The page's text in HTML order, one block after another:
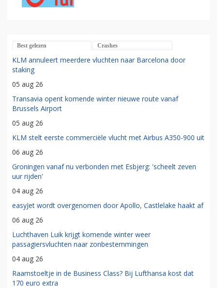
Best gelezen Crashes
KLM annuleert meerdere vluchten naar Barcelona door
staking
05 aug 26
Transavia opent komende winter nieuwe route vanaf
Brussels Airport
05 aug 26
KLM stelt eerste commerciële vlucht met Airbus A350-900 uit
06 aug 26
Groningen vanaf nu verbonden met Esbjerg: 'scheelt zeven
uur rijden'
04 aug 26
easyJet wordt overgenomen door Apollo, Castlelake haakt af
06 aug 26
Luchthaven Luik krijgt komende winter weer
passagiersvluchten naar zonbestemmingen
04 aug 26
Raamstoeltje in de Business Class? Bij Lufthansa kost dat
170 euro extra